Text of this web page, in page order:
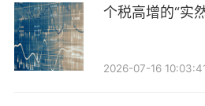
技术开发区贵合投资发展有限公
评级。公告中提到，大公国际关
持续逾期未解决、被执行人信息
个税高增的“实
2026-07-16